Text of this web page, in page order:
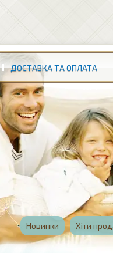
ДОСТАВКА ТА ОПЛАТА
Новинки Хіти